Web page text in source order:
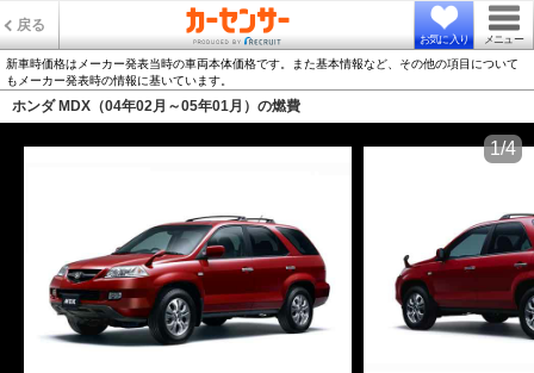
戻る
お気に入り メニュー
新車時価格はメーカー発表当時の車両本体価格です。また基本情報など、その他の項目について
もメーカー発表時の情報に基いています。
ホンダ MDX（04年02月～05年01月）の燃費
1/4